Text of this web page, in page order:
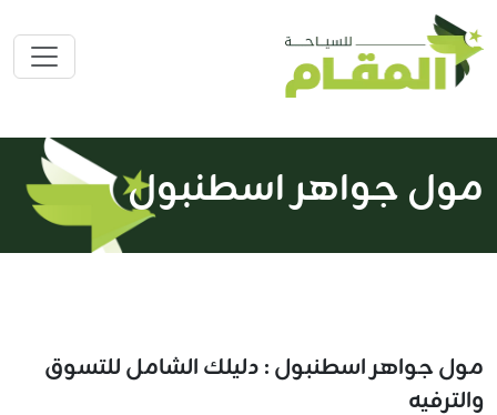
مول جواهر اسطنبول
مول جواهر اسطنبول : دليلك الشامل للتسوق
والترفيه